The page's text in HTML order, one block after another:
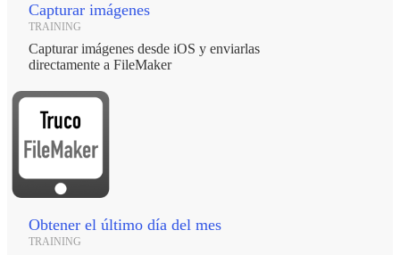
Capturar imágenes
TRAINING
Capturar imágenes desde iOS y enviarlas
directamente a FileMaker
Obtener el último día del mes
TRAINING